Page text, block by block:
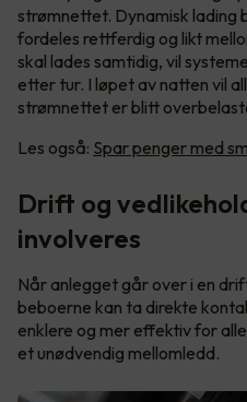
strømnettet. Dynamisk lading
fordeles rettferdig og likt
skal lades samtidig, vil
etter tur. I løpet av natten vil
strømnettet er blitt
Les også: Spar penger med
Drift og
involveres
Når anlegget går over i en
beboerne kan ta direkte
enklere og mer effektiv for
et unødvendig mellomledd.